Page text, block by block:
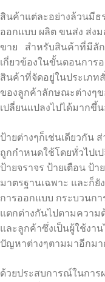
สินค้าแต่ละอย่างล้วนมีธ
ออกแบบ ผลิต ขนส่ง ส่ง
ขาย สำหรับสินค้าที่มีลัก
เกี่ยวข้องในขั้นตอนการ
สินค้าที่จัดอยู่ในประเภท
ของลูกค้าลักษณะต่างๆข
เปลี่ยนแปลงไปได้มากขึ้
ป้ายต่างๆก็เช่นเดียวกัน
ถูกกำหนดใช้โดยทั่วไปเ
ป้ายจราจร ป้ายเตือน ป้
มาตรฐานเฉพาะ และก็
การออกแบบ กระบวนก
แตกต่างกันไปตามความ
และลูกค้าซึ่งเป็นผู้ใช้งา
ปัญหาต่างๆตามมาอีกมา
ด้วยประสบการณ์ในการ